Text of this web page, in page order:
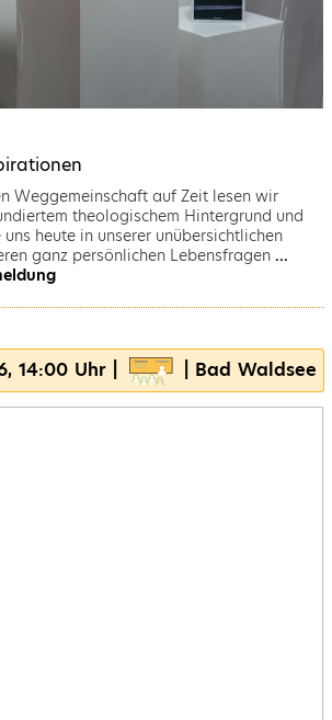
Weggemeinschaft auf Zeit lesen wir
theologischem Hintergrund und
heute in unserer unübersichtlichen
ganz persönlichen Lebensfragen...
14:00 Uhr | | Bad Waldsee